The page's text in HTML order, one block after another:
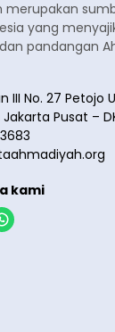
merupakan
yang
pandangan
III No. 27 Petojo
Pusat –
kami